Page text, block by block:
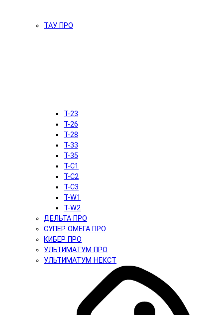
ТАУ ПРО
T-23
T-26
T-28
T-33
T-35
T-C1
T-C2
T-C3
T-W1
T-W2
ДЕЛЬТА ПРО
СУПЕР ОМЕГА ПРО
КИБЕР ПРО
УЛЬТИМАТУМ ПРО
УЛЬТИМАТУМ НЕКСТ